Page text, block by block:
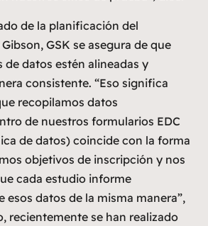
de la planificación del
GSK se asegura de que
de datos estén alineadas y
consistente. “Eso significa
recopilamos datos
de nuestros formularios EDC
de datos) coincide con la forma
objetivos de inscripción y nos
cada estudio informe
datos de la misma manera”,
recientemente se han realizado